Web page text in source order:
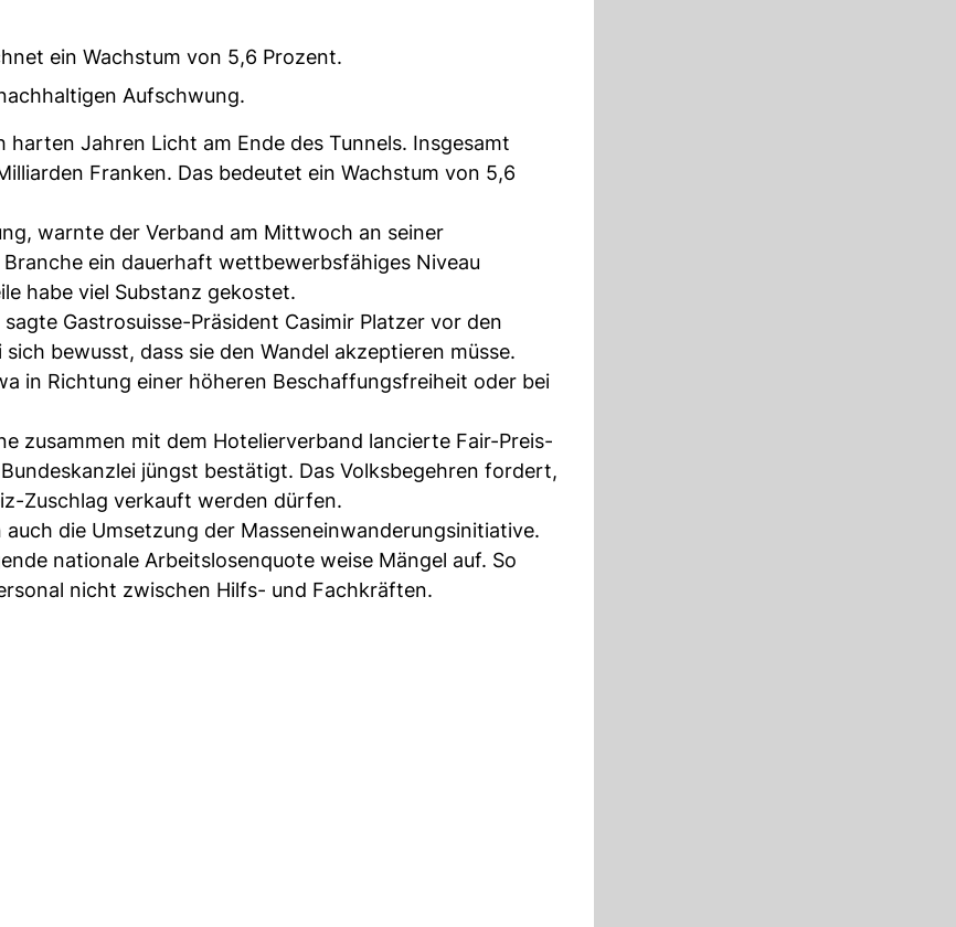
ein Wachstum von 5,6 Prozent.
Aufschwung.
Jahren Licht am Ende des Tunnels. Insgesamt
Franken. Das bedeutet ein Wachstum von 5,6
warnte der Verband am Mittwoch an seiner
ein dauerhaft wettbewerbsfähiges Niveau
habe viel Substanz gekostet.
Gastrosuisse-Präsident Casimir Platzer vor den
bewusst, dass sie den Wandel akzeptieren müsse.
in Richtung einer höheren Beschaffungsfreiheit oder bei
zusammen mit dem Hotelierverband lancierte Fair-Preis-
jüngst bestätigt. Das Volksbegehren fordert,
Zuschlag verkauft werden dürfen.
die Umsetzung der Masseneinwanderungsinitiative.
nationale Arbeitslosenquote weise Mängel auf. So
nicht zwischen Hilfs- und Fachkräften.